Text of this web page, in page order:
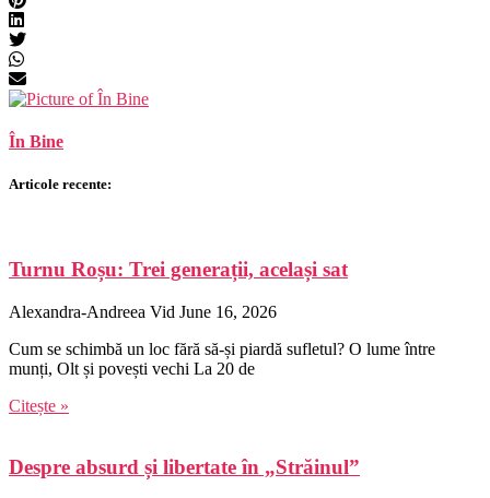
În Bine
Articole recente:
Turnu Roșu: Trei generații, același sat
Alexandra-Andreea Vid June 16, 2026
Cum se schimbă un loc fără să-și piardă sufletul? O lume între
munți, Olt și povești vechi La 20 de
Citește »
Despre absurd și libertate în „Străinul”